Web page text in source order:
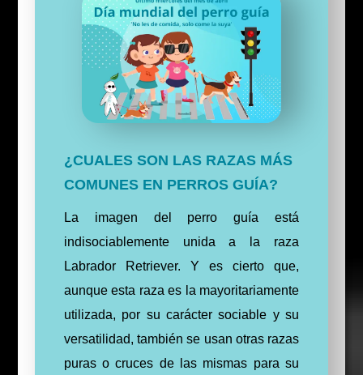
¿CUALES SON LAS RAZAS MÁS
COMUNES EN PERROS GUÍA?
La imagen del perro guía está
indisociablemente unida a la raza
Labrador Retriever. Y es cierto que,
aunque esta raza es la mayoritariamente
utilizada, por su carácter sociable y su
versatilidad, también se usan otras razas
puras o cruces de las mismas para su